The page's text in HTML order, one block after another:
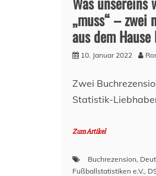
„muss“ – zwei
aus dem Hause
10. Januar 2022
Zwei
Statistik-
Zum Artikel
Buchrezension,
Fußballstatistiken e.V.,